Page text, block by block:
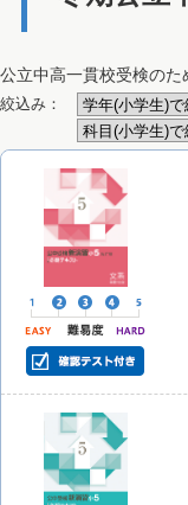
公立中高一貫校受検のた
絞込み：